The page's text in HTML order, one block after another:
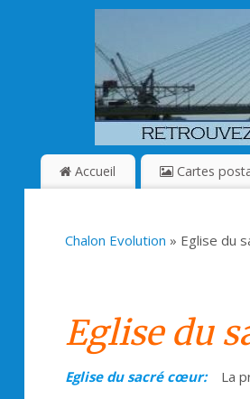
Accueil Cartes
Chalon Evolution » Eglise du
Eglise du
Eglise du sacré cœur: La